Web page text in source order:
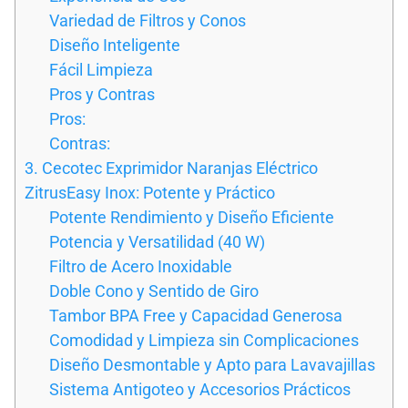
Variedad de Filtros y Conos
Diseño Inteligente
Fácil Limpieza
Pros y Contras
Pros:
Contras:
3. Cecotec Exprimidor Naranjas Eléctrico
ZitrusEasy Inox: Potente y Práctico
Potente Rendimiento y Diseño Eficiente
Potencia y Versatilidad (40 W)
Filtro de Acero Inoxidable
Doble Cono y Sentido de Giro
Tambor BPA Free y Capacidad Generosa
Comodidad y Limpieza sin Complicaciones
Diseño Desmontable y Apto para Lavavajillas
Sistema Antigoteo y Accesorios Prácticos